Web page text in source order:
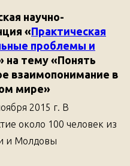
научно-
«Практическая
проблемы и
на тему «Понять
взаимопонимание в
мире»
2015 г. В
около 100 человек из
и Молдовы